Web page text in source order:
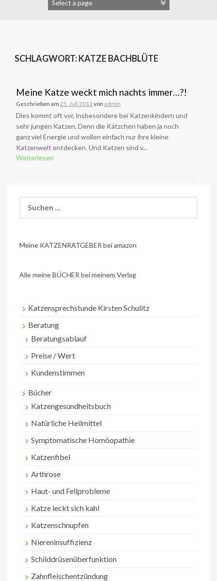
SCHLAGWORT:KATZE BACHBLÜTE
Meine Katze weckt mich nachts immer…?!
Geschrieben am 25. Juli 2011von admin
Dies kommt oft vor, insbesondere bei Katzenkindern und
sehr jungen Katzen. Denn die Kätzchen haben ja noch
ganz viel Energie und wollen einfach nur ihre kleine
Katzenwelt entdecken. Und Katzen sind v...
Weiterlesen
nach:
Meine KATZENRATGEBER bei amazon
Alle meine BÜCHER bei meinem Verlag
Katzensprechstunde Kirsten Schulitz
Beratung
Beratungsablauf
Preise / Wert
Kundenstimmen
Bücher
Katzengesundheitsbuch
Natürliche Heilmittel
Symptomatische Homöopathie
Katzenfibel
Arthrose
Haut- und Fellprobleme
Katze leckt sich kahl
Katzenschnupfen
Niereninsuffizienz
Schilddrüsenüberfunktion
Zahnfleischentzündung